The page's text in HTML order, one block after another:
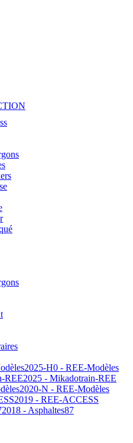
2025-H0 - REE-Modèles
2025 - Mikadotrain-REE
2020-N - REE-Modèles
2019 - REE-ACCESS
2018 - Asphaltes87